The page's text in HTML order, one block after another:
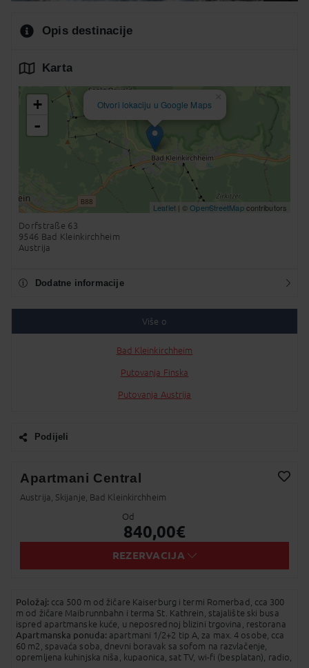
Opis destinacije
Karta
Otvori lokaciju u Google Maps
+
-
Leaflet| ©OpenStreetMapcontributors
Dorfstraße 63
9546 Bad Kleinkirchheim
Austrija
Dodatne informacije
Više o
Bad Kleinkirchheim
Putovanja Finska
Putovanja Austrija
Podijeli
Twitter
Whatsapp
SMS
Apartmani Central
Austrija, Skijanje, Bad Kleinkirchheim
Od
840,00€
REZERVACIJA
Položaj: cca 500 m od žičare Kaiserburg i termi Romerbad, cca 300
m od žičare Maibrunnbahn i terma St. Kathrein, stajalište ski busa
ispred apartmanske kuće, u neposrednoj blizini trgovina, restorana
Apartmanska ponuda: apartmani 1/2+2 tip A, za max. 4 osobe, cca
60 m2, spavaća soba, dnevni boravak sa sofom na razvlačenje,
opremljena kuhinjska niša, kupaonica, sat TV, wi-fi (besplatan), radio,